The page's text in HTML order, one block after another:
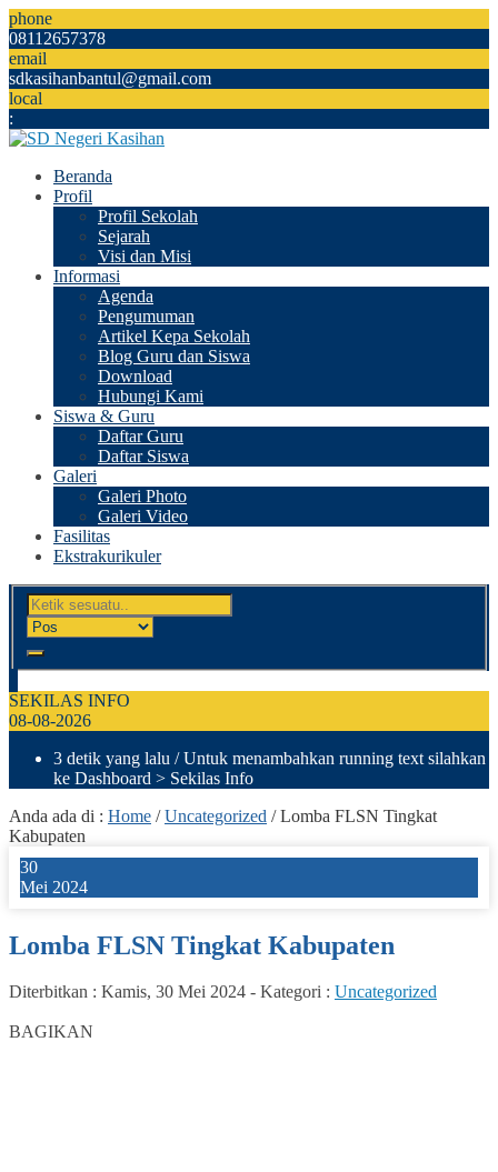
phone
08112657378
email
sdkasihanbantul@gmail.com
local
:
Beranda
Profil
Profil Sekolah
Sejarah
Visi dan Misi
Informasi
Agenda
Pengumuman
Artikel Kepa Sekolah
Blog Guru dan Siswa
Download
Hubungi Kami
Siswa & Guru
Daftar Guru
Daftar Siswa
Galeri
Galeri Photo
Galeri Video
Fasilitas
Ekstrakurikuler
SEKILAS INFO
08-08-2026
3 detik yang lalu / Untuk menambahkan running text silahkan
ke Dashboard > Sekilas Info
Anda ada di : Home /Uncategorized /Lomba FLSN Tingkat
Kabupaten
30
Mei 2024
Lomba FLSN Tingkat Kabupaten
Diterbitkan : Kamis, 30 Mei 2024 - Kategori : Uncategorized
BAGIKAN